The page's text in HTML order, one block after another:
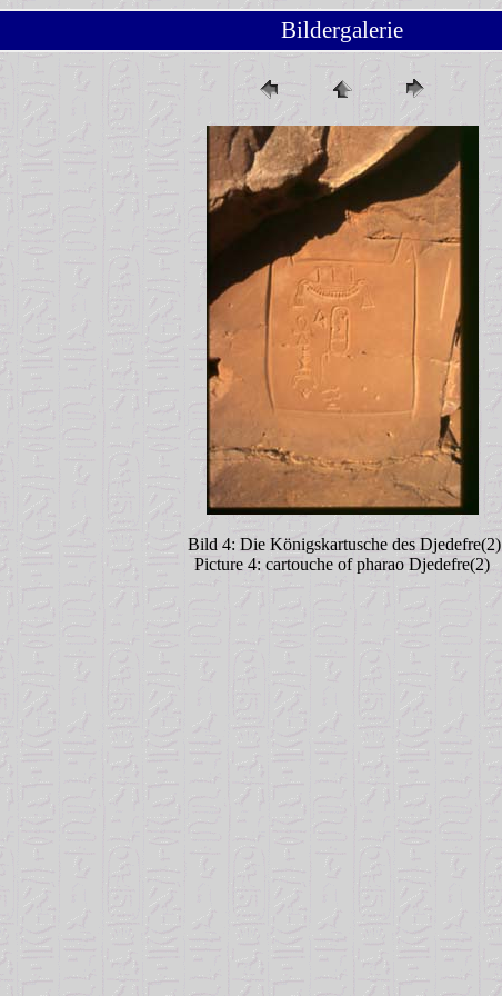
Bildergalerie
Bild 4: Die Königskartusche des Djedefre(2)
Picture 4: cartouche of pharao Djedefre(2)